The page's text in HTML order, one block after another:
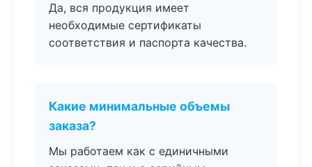
Да, вся продукция имеет
необходимые сертификаты
соответствия и паспорта качества.
Какие минимальные объемы
заказа?
Мы работаем как с единичными